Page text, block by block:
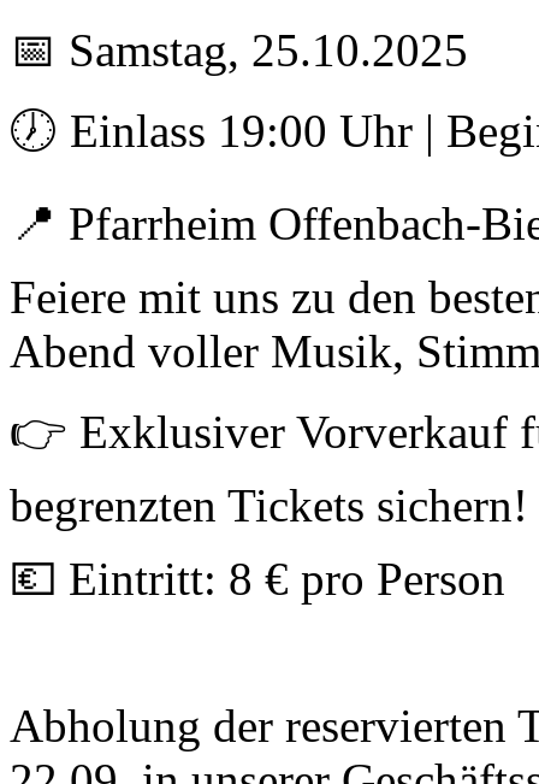
📅 Samstag, 25.10.2025
🕖 Einlass 19:00 Uhr |
📍 Pfarrheim Offenbach-
Feiere mit uns zu den
Abend voller Musik,
👉 Exklusiver Vorverkauf
begrenzten Tickets sichern!
💶 Eintritt: 8 € pro Person
Abholung der reservierten